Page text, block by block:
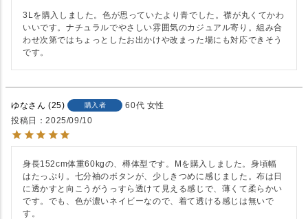
3Lを購入しました。色が思っていたより青でした。襟が丸くてかわ
いいです。ナチュラルでやさしい雰囲気のカジュアル寄り。組み合
わせ次第ではちょっとしたお出かけや改まった場にも対応できそう
です。
ゆな 25 購入者 60代 女性
投稿日
2025/09/10
身長152cm体重60kgの、樽体型です。Mを購入しました。身頃幅
はたっぷり。七分袖のボタンが、少しきつめに感じました。布は日
に透かすと向こうがうっすら透けて見える感じで、薄くて柔らかい
です。でも、色が濃いネイビーなので、着て透ける感じは無いで
す。